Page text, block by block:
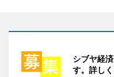
シブヤ経
す。詳しく